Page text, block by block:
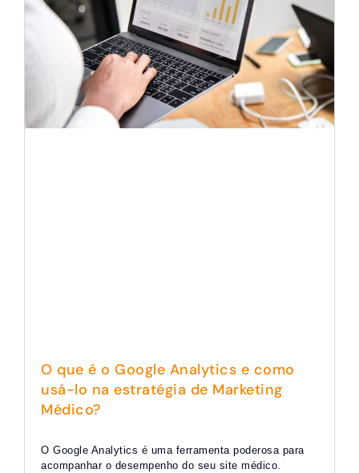
O que é o Google Analytics e como
usá-lo na estratégia de Marketing
Médico?
O Google Analytics é uma ferramenta poderosa para
acompanhar o desempenho do seu site médico.